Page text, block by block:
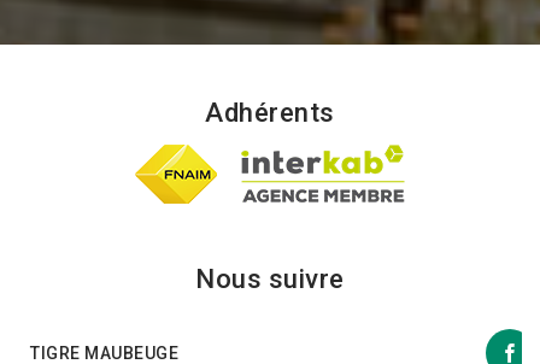
Adhérents
Nous suivre
TIGRE MAUBEUGE